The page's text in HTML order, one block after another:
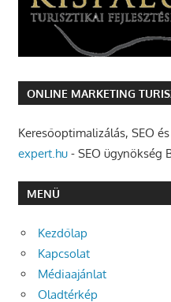
ONLINE MARKETING
Keresőoptimalizálás, SEO
expert.hu- SEO ügynökség
MENÜ
Kezdőlap
Kapcsolat
Médiaajánlat
Oladtérkép